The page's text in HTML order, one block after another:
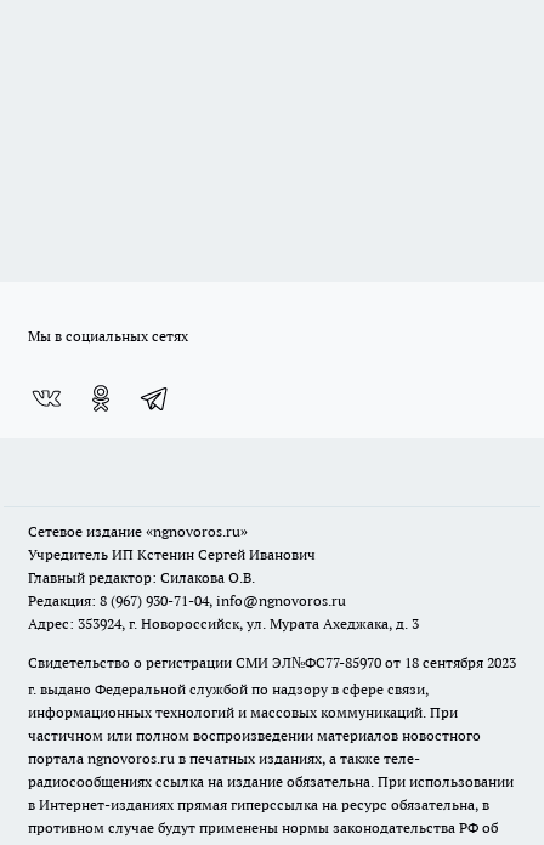
Мы в социальных сетях
Сетевое издание «ngnovoros.ru»
Учредитель ИП Кстенин Сергей Иванович
Главный редактор: Силакова О.В.
Редакция: 8 (967) 930-71-04, info@ngnovoros.ru
Адрес: 353924, г. Новороссийск, ул. Мурата Ахеджака, д. 3
Свидетельство о регистрации СМИ ЭЛ№ФС77-85970 от 18 сентября 2023
г. выдано Федеральной службой по надзору в сфере связи,
информационных технологий и массовых коммуникаций. При
частичном или полном воспроизведении материалов новостного
портала ngnovoros.ru в печатных изданиях, а также теле-
радиосообщениях ссылка на издание обязательна. При использовании
в Интернет-изданиях прямая гиперссылка на ресурс обязательна, в
противном случае будут применены нормы законодательства РФ об